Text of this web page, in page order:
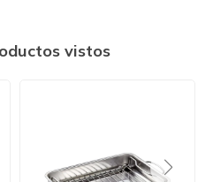
vistos